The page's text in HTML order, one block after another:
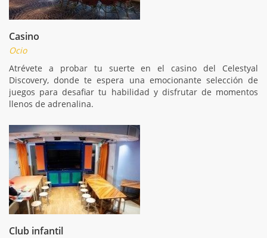
Casino
Ocio
Atrévete a probar tu suerte en el casino del Celestyal
Discovery, donde te espera una emocionante selección de
juegos para desafiar tu habilidad y disfrutar de momentos
llenos de adrenalina.
Club infantil